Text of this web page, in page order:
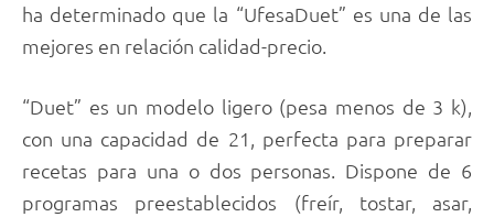
ha determinado que la “UfesaDuet” es una de las
mejores en relación calidad-precio.
“Duet” es un modelo ligero (pesa menos de 3 k),
con una capacidad de 21, perfecta para preparar
recetas para una o dos personas. Dispone de 6
programas preestablecidos (freír, tostar, asar,